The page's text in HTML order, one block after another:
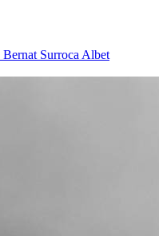
Bernat Surroca Albet